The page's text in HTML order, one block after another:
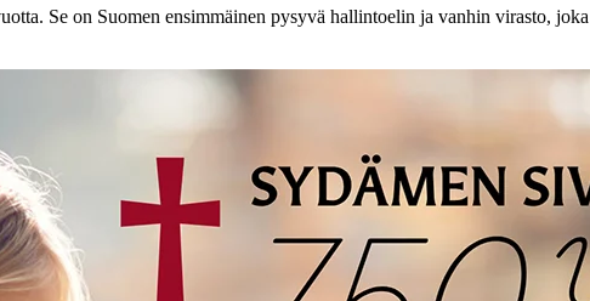
Se on Suomen ensimmäinen pysyvä hallintoelin ja vanhin virasto,